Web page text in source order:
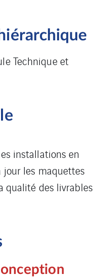
Technique et
installations en
les maquettes
qualité des livrables